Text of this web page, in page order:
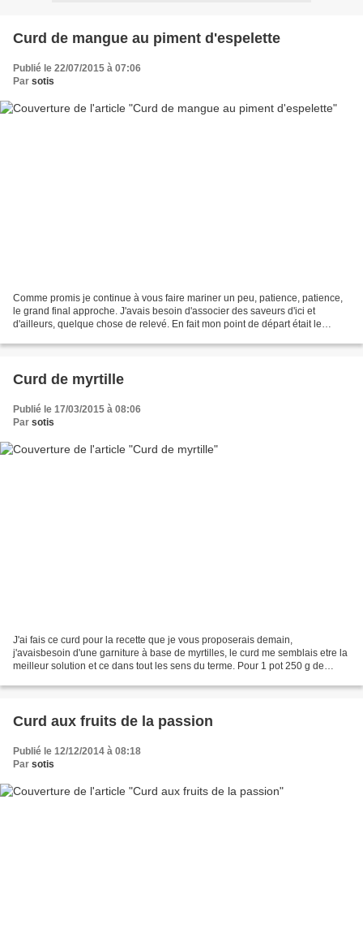
Curd de mangue au piment d'espelette
Publié le 22/07/2015 à 07:06
Par sotis
Comme promis je continue à vous faire mariner un peu, patience, patience,
le grand final approche. J'avais besoin d'associer des saveurs d'ici et
d'ailleurs, quelque chose de relevé. En fait mon point de départ était le
Curd de myrtille
Publié le 17/03/2015 à 08:06
Par sotis
J'ai fais ce curd pour la recette que je vous proposerais demain,
j'avaisbesoin d'une garniture à base de myrtilles, le curd me semblais etre la
meilleur solution et ce dans tout les sens du terme. Pour 1 pot 250 g de
Curd aux fruits de la passion
Publié le 12/12/2014 à 08:18
Par sotis